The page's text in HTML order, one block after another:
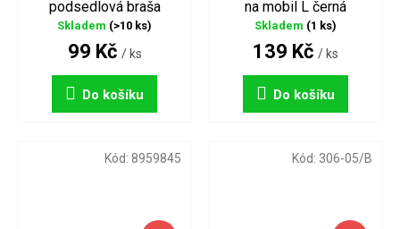
podsedlová braša
ROAD
Skladem (>10 ks)
99 Kč / ks
Do košíku
na mobil L černá
Skladem (1 ks)
139 Kč / ks
Do košíku
Kód: 8959845 Kód: 306-05/B